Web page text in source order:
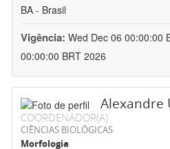
BA - Brasil
Vigência: Wed Dec 06 00:00:00
00:00:00 BRT 2026
Alexandre
COORDENADOR(A)
CIÊNCIAS BIOLÓGICAS
Morfologia